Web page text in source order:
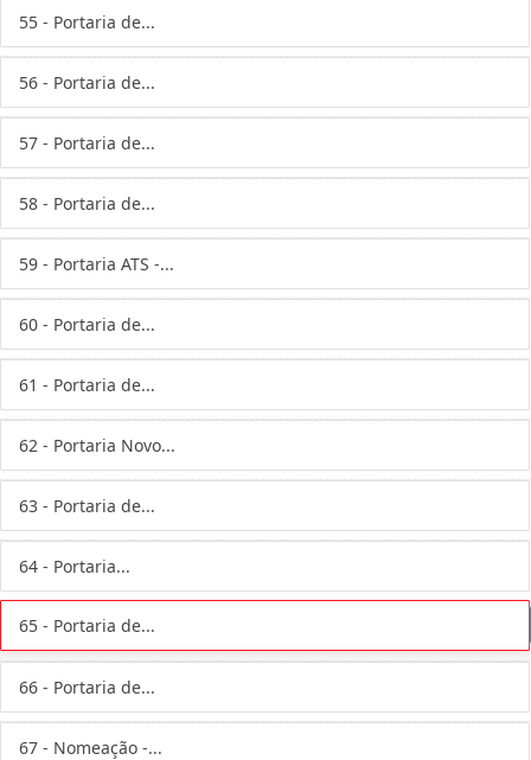
55 - Portaria de...
56 - Portaria de...
57 - Portaria de...
58 - Portaria de...
59 - Portaria ATS -...
60 - Portaria de...
61 - Portaria de...
62 - Portaria Novo...
63 - Portaria de...
64 - Portaria...
65 - Portaria de...
66 - Portaria de...
67 - Nomeação -...